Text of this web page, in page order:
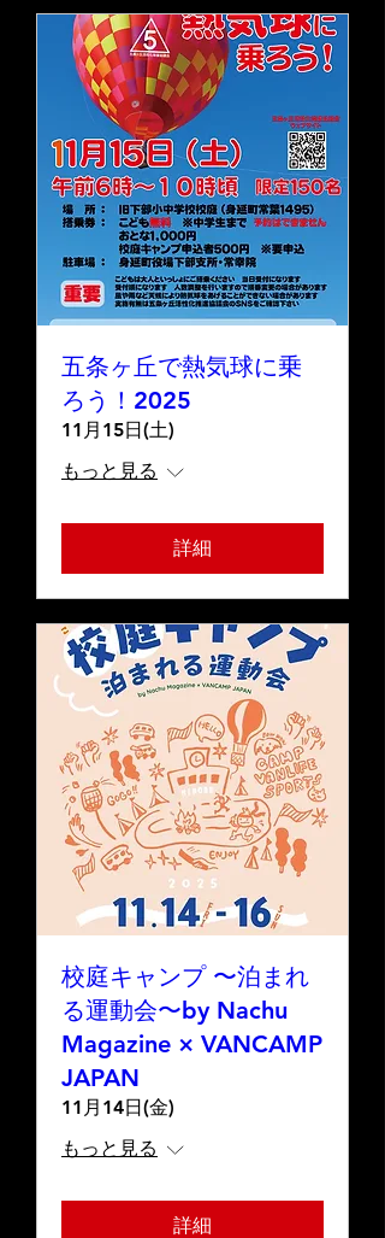
五条ヶ丘で熱気球に乗
ろう！2025
11月15日(土)
もっと見る
詳細
校庭キャンプ 〜泊まれ
る運動会〜by Nachu
Magazine × VANCAMP
JAPAN
11月14日(金)
もっと見る
詳細